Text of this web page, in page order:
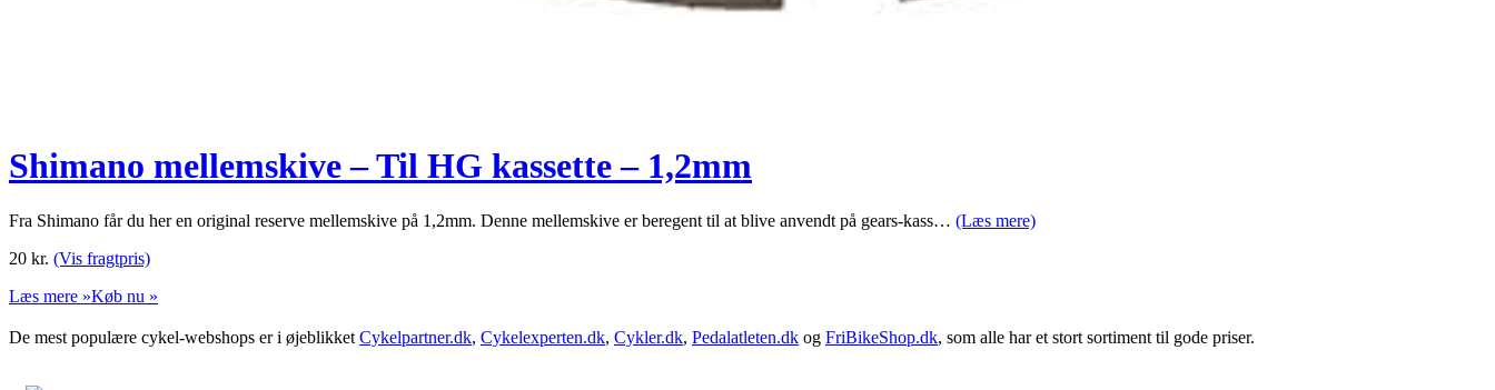
Shimano mellemskive – Til HG kassette – 1,2mm
Fra Shimano får du her en original reserve mellemskive på 1,2mm. Denne mellemskive er beregent til at blive anvendt på gears-kass… (Læs mere)
20 kr. (Vis fragtpris)
Læs mere »Køb nu »
De mest populære cykel-webshops er i øjeblikket Cykelpartner.dk, Cykelexperten.dk, Cykler.dk, Pedalatleten.dk og FriBikeShop.dk, som alle har et stort sortiment til gode priser.